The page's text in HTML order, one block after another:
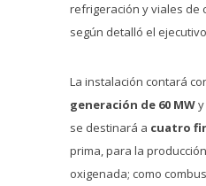
refrigeración y viales de
según detalló el
La instalación contará
generación de 60 MW
se destinará a cuatro
prima, para la
oxigenada; como